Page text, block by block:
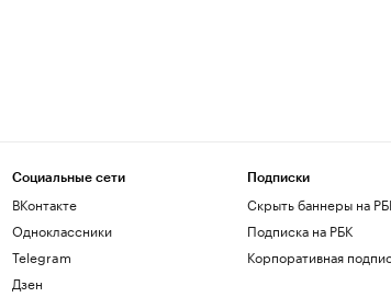
Социальные сети
ВКонтакте
Одноклассники
Telegram
Дзен
Подписки
Скрыть баннеры на
Подписка на РБК
Корпоративная